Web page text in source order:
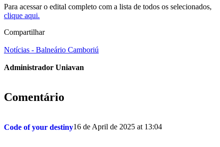
Para acessar o edital completo com a lista de todos os selecionados,
clique aqui.
Compartilhar
Notícias - Balneário Camboriú
Administrador Uniavan
Comentário
Code of your destiny16 de April de 2025 at 13:04